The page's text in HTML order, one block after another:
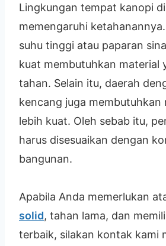
Lingkungan tempat kanopi
memengaruhi
suhu tinggi atau paparan
kuat membutuhkan material
tahan. Selain itu, daerah
kencang juga membutuhkan
lebih kuat. Oleh sebab itu,
harus disesuaikan dengan
bangunan.
Apabila Anda memerlukan
solid, tahan lama, dan
terbaik, silakan kontak kami